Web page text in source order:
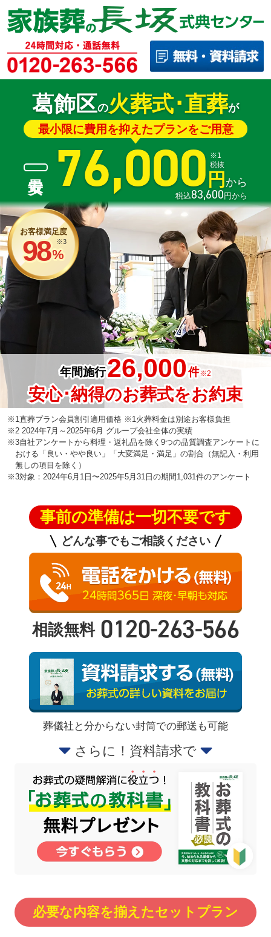
葛飾区の火葬式･直葬が
最小限に費用を抑えたプランをご用意
76,000 円から
税抜
※1
税込83,600 円から
お客様満足度
98%
※3
年間施行26,000件※2
安心･納得のお葬式をお約束
※1直葬プラン会員割引適用価格 ※1火葬料金は別途お客様負担
※2 2024年7月～2025年6月 グループ会社全体の実績
※3自社アンケートから料理・返礼品を除く9つの品質調査アンケートに
おける「良い・やや良い」「大変満足・満足」の割合（無記入・利用
無しの項目を除く）
※3対象：2024年6月1日〜2025年5月31日の期間1,031件のアンケート
事前の準備は一切不要です
どんな事でもご相談ください
相談無料 0120-263-566
葬儀社と分からない封筒での郵送も可能
さらに！資料請求で
必要な内容を揃えたセットプラン